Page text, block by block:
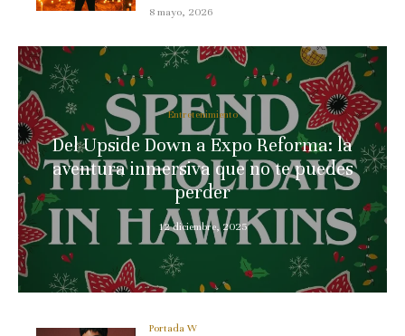
8 mayo, 2026
Entretenimiento
Del Upside Down a Expo Reforma: la
aventura inmersiva que no te puedes
perder
12 diciembre, 2025
Portada W